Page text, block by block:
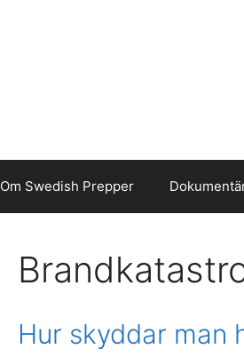
Om Swedish Prepper
Hur skyddar man